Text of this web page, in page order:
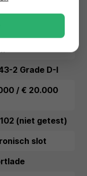
2 Grade D-I
/ € 20.000
(niet getest)
slot